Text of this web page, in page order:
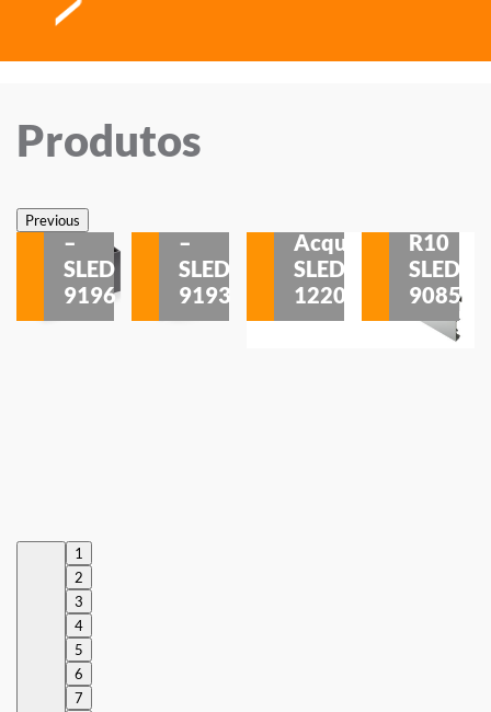
Produtos
PreviousSobrepor
–
SLED
9196
–
SLED
9193
Acqua
SLED
1220
R10
SLED
9085
1
2
3
4
5
6
7